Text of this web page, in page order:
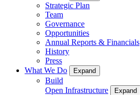
Strategic Plan
Team
Governance
Opportunities
Annual Reports & Financials
History
Press
What We Do
Expand
Build
Open Infrastructure
Expand